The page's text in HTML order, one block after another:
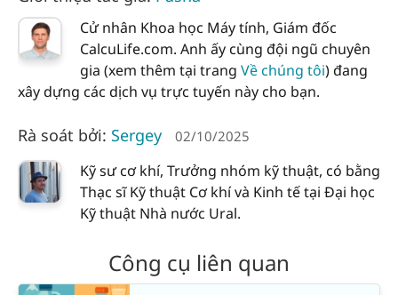
Cử nhân Khoa học Máy tính, Giám đốc
CalcuLife.com. Anh ấy cùng đội ngũ chuyên
gia (xem thêm tại trang Về chúng tôi) đang
xây dựng các dịch vụ trực tuyến này cho bạn.
Rà soát bởi: Sergey 02/10/2025
Kỹ sư cơ khí, Trưởng nhóm kỹ thuật, có bằng
Thạc sĩ Kỹ thuật Cơ khí và Kinh tế tại Đại học
Kỹ thuật Nhà nước Ural.
Công cụ liên quan